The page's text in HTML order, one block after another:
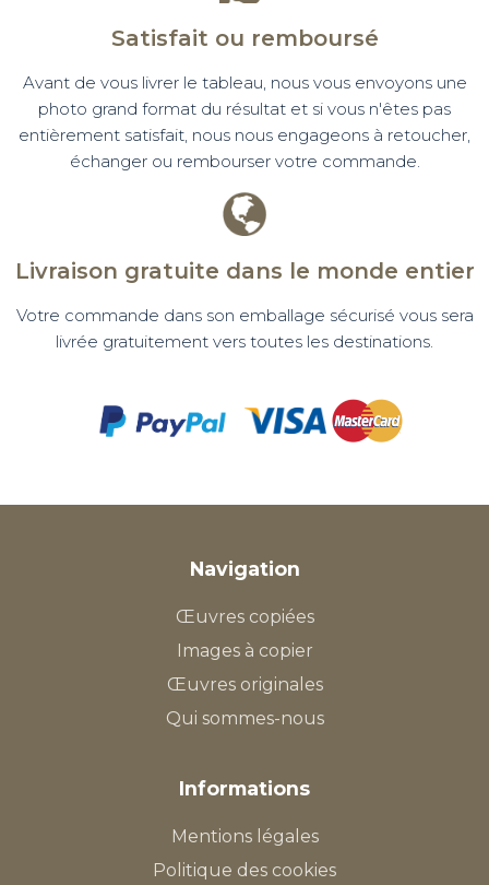
Satisfait ou remboursé
Avant de vous livrer le tableau, nous vous envoyons une
photo grand format du résultat et si vous n'êtes pas
entièrement satisfait, nous nous engageons à retoucher,
échanger ou rembourser votre commande.
Livraison gratuite dans le monde entier
Votre commande dans son emballage sécurisé vous sera
livrée gratuitement vers toutes les destinations.
Navigation
Œuvres copiées
Images à copier
Œuvres originales
Qui sommes-nous
Informations
Mentions légales
Politique des cookies